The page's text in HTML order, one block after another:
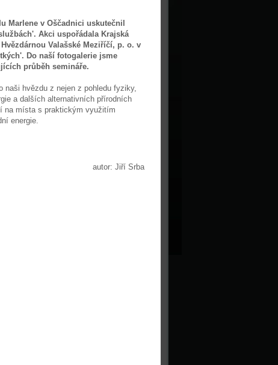
Marlene v Oščadnici uskutečnil
Akci uspořádala Krajská
Valašské Meziříčí, p. o. v
Do naší fotogalerie jsme
průběh semináře.
naši hvězdu z nejen z pohledu fyziky,
a dalších alternativních přírodních
na místa s praktickým využitím
energie.
autor: Jiří Srba